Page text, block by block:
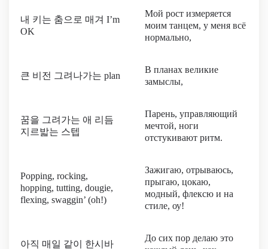
내 키는 춤으로 매겨 I’m
OK
Мой рост измеряется
моим танцем, у меня всё
нормально,
큰 비전 그려나가는 plan
В планах великие
замыслы,
꿈을 그려가는 애 리듬
지르밟는 스텝
Парень, управляющий
мечтой, ноги
отстукивают ритм.
Popping, rocking,
hopping, tutting, dougie,
flexing, swaggin’ (oh!)
Зажигаю, отрываюсь,
прыгаю, цокаю,
модный, флексю и на
стиле, оу!
아직 매일 같이 한시바
До сих пор делаю это